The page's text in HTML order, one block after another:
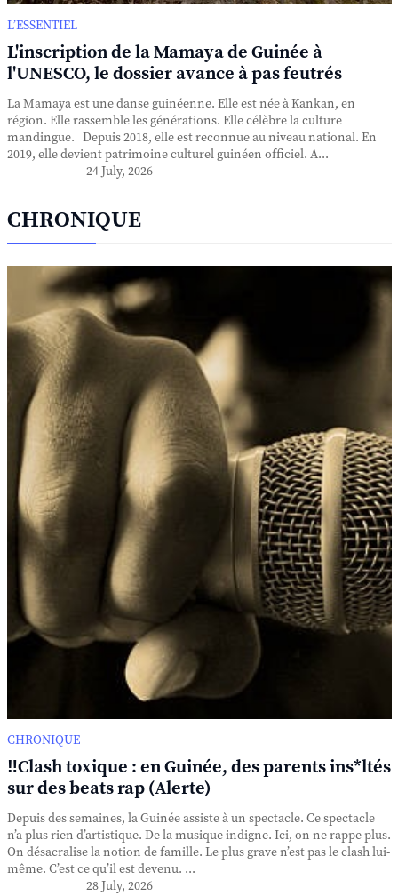
L’ESSENTIEL
L'inscription de la Mamaya de Guinée à
l'UNESCO, le dossier avance à pas feutrés
La Mamaya est une danse guinéenne. Elle est née à Kankan, en
région. Elle rassemble les générations. Elle célèbre la culture
mandingue. Depuis 2018, elle est reconnue au niveau national. En
2019, elle devient patrimoine culturel guinéen officiel. A...
24 July, 2026
CHRONIQUE
CHRONIQUE
‼️Clash toxique : en Guinée, des parents ins*ltés
sur des beats rap (Alerte)
Depuis des semaines, la Guinée assiste à un spectacle. Ce spectacle
n’a plus rien d’artistique. De la musique indigne. Ici, on ne rappe plus.
On désacralise la notion de famille. Le plus grave n’est pas le clash lui-
même. C’est ce qu’il est devenu. ...
28 July, 2026